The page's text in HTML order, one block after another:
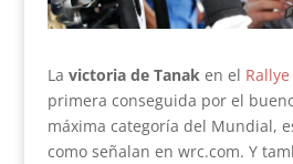
La victoria de Tanaken el
primera conseguida por el
máxima categoría del Mundial,
como señalan en wrc.com. Y